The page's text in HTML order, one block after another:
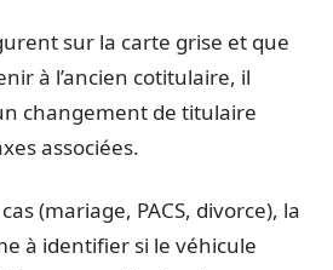
sur la carte grise et que
à l’ancien cotitulaire, il
changement de titulaire
associées.
(mariage, PACS, divorce), la
à identifier si le véhicule